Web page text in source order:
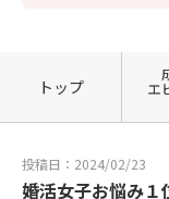
トップ エ
投稿日：2024/02/23
婚活女子お悩み１